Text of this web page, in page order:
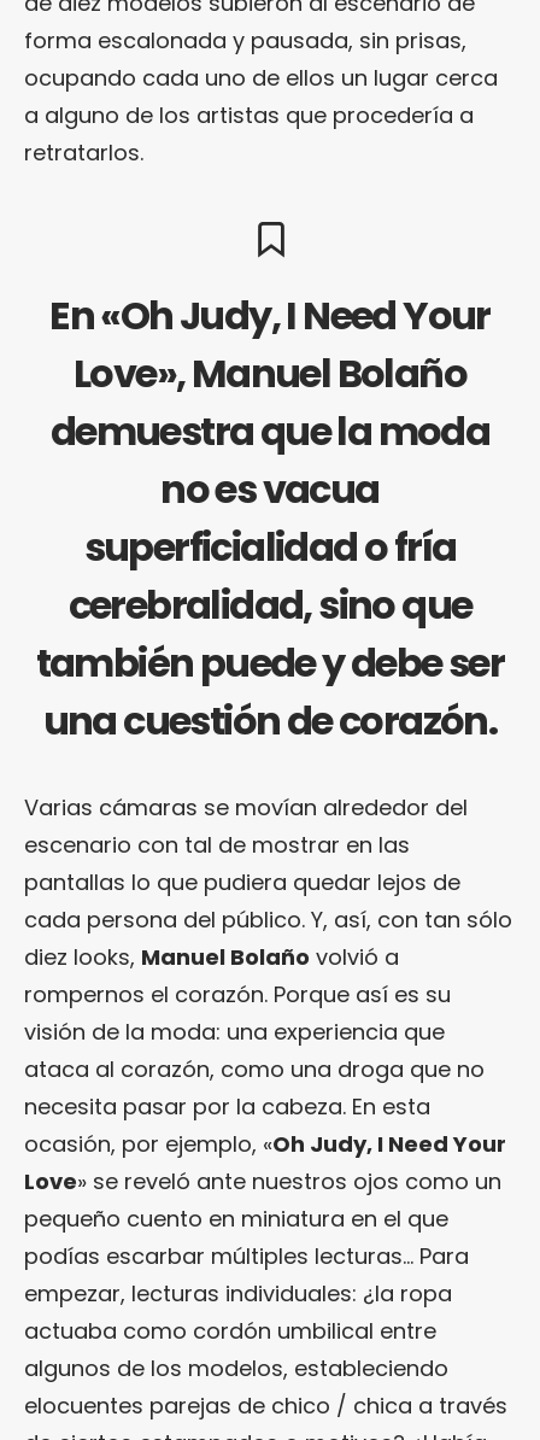
forma escalonada y pausada, sin prisas,
ocupando cada uno de ellos un lugar cerca
a alguno de los artistas que procedería a
retratarlos.
En «Oh Judy, I Need Your
Love», Manuel Bolaño
demuestra que la moda
no es vacua
superficialidad o fría
cerebralidad, sino que
también puede y debe ser
una cuestión de corazón.
Varias cámaras se movían alrededor del
escenario con tal de mostrar en las
pantallas lo que pudiera quedar lejos de
cada persona del público. Y, así, con tan sólo
diez looks, Manuel Bolaño volvió a
rompernos el corazón. Porque así es su
visión de la moda: una experiencia que
ataca al corazón, como una droga que no
necesita pasar por la cabeza. En esta
ocasión, por ejemplo, «Oh Judy, I Need Your
Love» se reveló ante nuestros ojos como un
pequeño cuento en miniatura en el que
podías escarbar múltiples lecturas… Para
empezar, lecturas individuales: ¿la ropa
actuaba como cordón umbilical entre
algunos de los modelos, estableciendo
elocuentes parejas de chico / chica a través